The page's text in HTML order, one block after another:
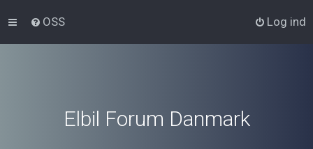
OSS Log ind
Elbil Forum Danmark